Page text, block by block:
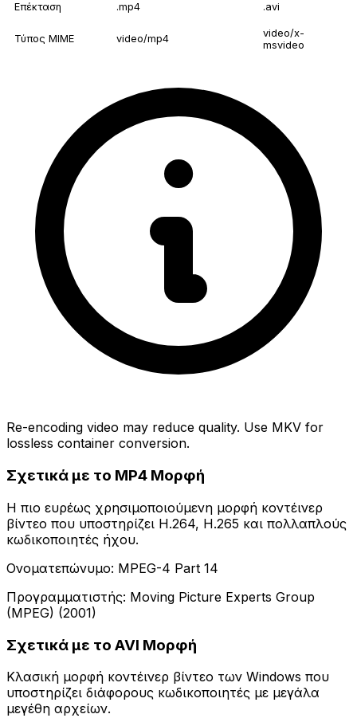
Επέκταση .mp4 .avi
Τύπος MIME video/mp4
video/x-
msvideo
Re-encoding video may reduce quality. Use MKV for
lossless container conversion.
Σχετικά με το MP4 Μορφή
Η πιο ευρέως χρησιμοποιούμενη μορφή κοντέινερ
βίντεο που υποστηρίζει H.264, H.265 και πολλαπλούς
κωδικοποιητές ήχου.
Ονοματεπώνυμο: MPEG-4 Part 14
Προγραμματιστής: Moving Picture Experts Group
(MPEG) (2001)
Σχετικά με το AVI Μορφή
Κλασική μορφή κοντέινερ βίντεο των Windows που
υποστηρίζει διάφορους κωδικοποιητές με μεγάλα
μεγέθη αρχείων.